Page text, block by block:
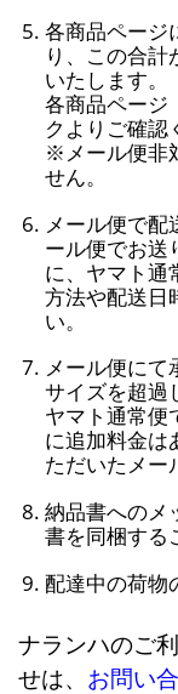
各商品ページ
り、この合計
いたします。
各商品ページ
クよりご確認
※メール便非
せん。
メール便で
ール便でお送
に、ヤマト通
方法や配送日
い。
メール便にて
サイズを超過
ヤマト通常便
に追加料金は
ただいたメー
納品書へのメ
書を同梱する
配達中の荷物
ナランハのご
せは、 お問い